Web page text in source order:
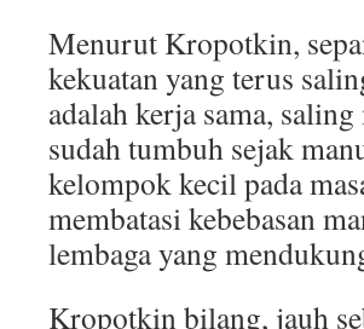
Menurut Kropotkin,
kekuatan yang terus
adalah kerja sama,
sudah tumbuh sejak
kelompok kecil pada
membatasi kebebasan
lembaga yang
Kropotkin bilang, jauh